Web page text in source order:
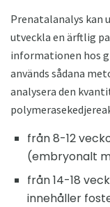
Prenatalanalys kan
utveckla en ärftlig
informationen hos
används sådana
analysera den
från 8-12
(embryonalt
från 14-18
innehåller